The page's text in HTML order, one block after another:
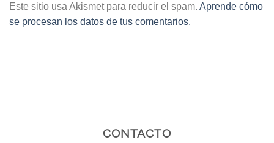
Este sitio usa Akismet para reducir el spam. Aprende cómo
se procesan los datos de tus comentarios.
CONTACTO